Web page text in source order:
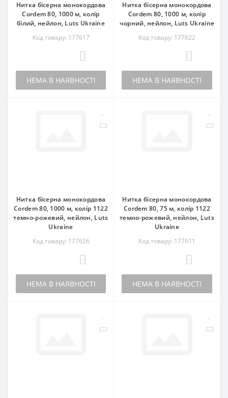
Нитка бісерна монокордова
Cordem 80, 1000 м, колір
білий, нейлон, Luts Ukraine
Код товару: 177617
НЕМА В НАЯВНОСТІ
Нитка бісерна монокордова
Cordem 80, 1000 м, колір
чорний, нейлон, Luts Ukraine
Код товару: 177622
НЕМА В НАЯВНОСТІ
Нитка бісерна монокордова
Cordem 80, 1000 м, колір 1122
темно-рожевий, нейлон, Luts
Ukraine
Код товару: 177626
НЕМА В НАЯВНОСТІ
Нитка бісерна монокордова
Cordem 80, 75 м, колір 1122
темно-рожевий, нейлон, Luts
Ukraine
Код товару: 177611
НЕМА В НАЯВНОСТІ